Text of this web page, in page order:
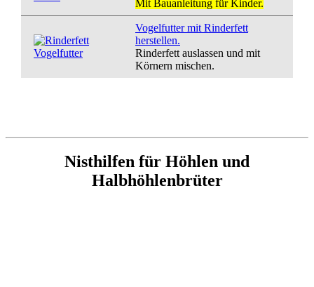
Mit Bauanleitung für Kinder.
Vogelfutter mit Rinderfett
herstellen.
Rinderfett auslassen und mit
Körnern mischen.
Nisthilfen für Höhlen und
Halbhöhlenbrüter